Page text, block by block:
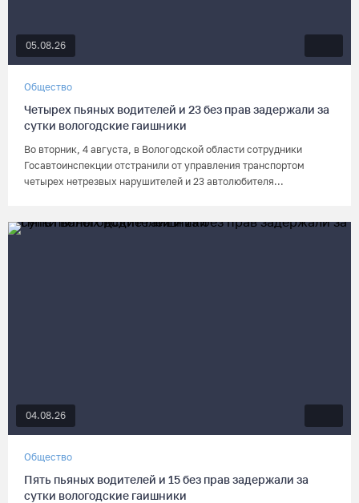
05.08.26
Общество
Четырех пьяных водителей и 23 без прав задержали за
сутки вологодские гаишники
Во вторник, 4 августа, в Вологодской области сотрудники
Госавтоинспекции отстранили от управления транспортом
четырех нетрезвых нарушителей и 23 автолюбителя...
04.08.26
Общество
Пять пьяных водителей и 15 без прав задержали за
сутки вологодские гаишники